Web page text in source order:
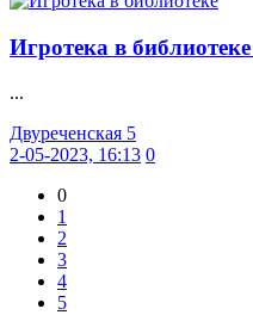
Игротека в
...
Двуреченская 5
2-05-2023, 16:13 0
0
1
2
3
4
5